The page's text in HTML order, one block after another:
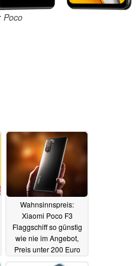
Poco
Wahnsinnspreis:
Xiaomi Poco F3
Flaggschiff so günstig
wie nie im Angebot,
Preis unter 200 Euro
08.04.2022